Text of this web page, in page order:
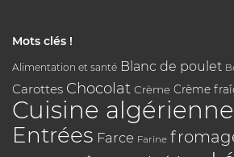
Mots clés !
Alimentation et santé Blanc de poulet
Carottes Chocolat Crème Crème
Cuisine algérienne
Entrées Farce Farine